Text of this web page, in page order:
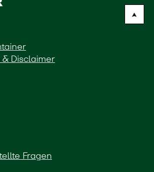
Disclaimer
Fragen